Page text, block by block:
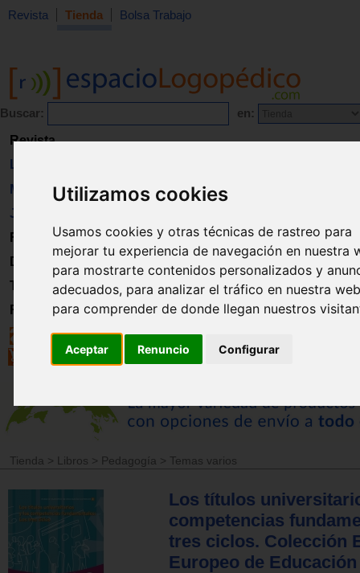
Utilizamos cookies
Usamos cookies y otras técnicas de rastreo para
mejorar tu experiencia de navegación en nuestra
para mostrarte contenidos personalizados y
adecuados, para analizar el tráfico en nuestra
para comprender de donde llegan nuestros
Aceptar Renuncio Configurar
Revista Tienda Bolsa Trabajo
Buscar: en:
Revista
Libros
Material
Juguetes
Formación
Directorio
Trabajo
Registro
Tienda > Libros > Pedagogía > Temas varios
Los títulos
competencias
tres ciclos. Colección
Europeo de